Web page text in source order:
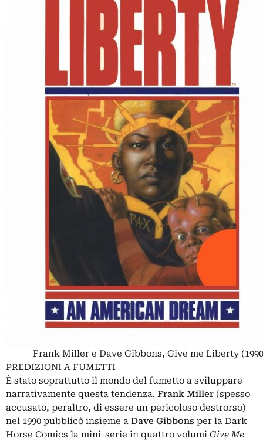
Frank Miller e Dave Gibbons, Give me Liberty
PREDIZIONI A FUMETTI
È stato soprattutto il mondo del fumetto a sviluppare
narrativamente questa tendenza. Frank Miller (spesso
accusato, peraltro, di essere un pericoloso destrorso)
nel 1990 pubblicò insieme a Dave Gibbons per la Dark
Horse Comics la mini-serie in quattro volumi Give Me